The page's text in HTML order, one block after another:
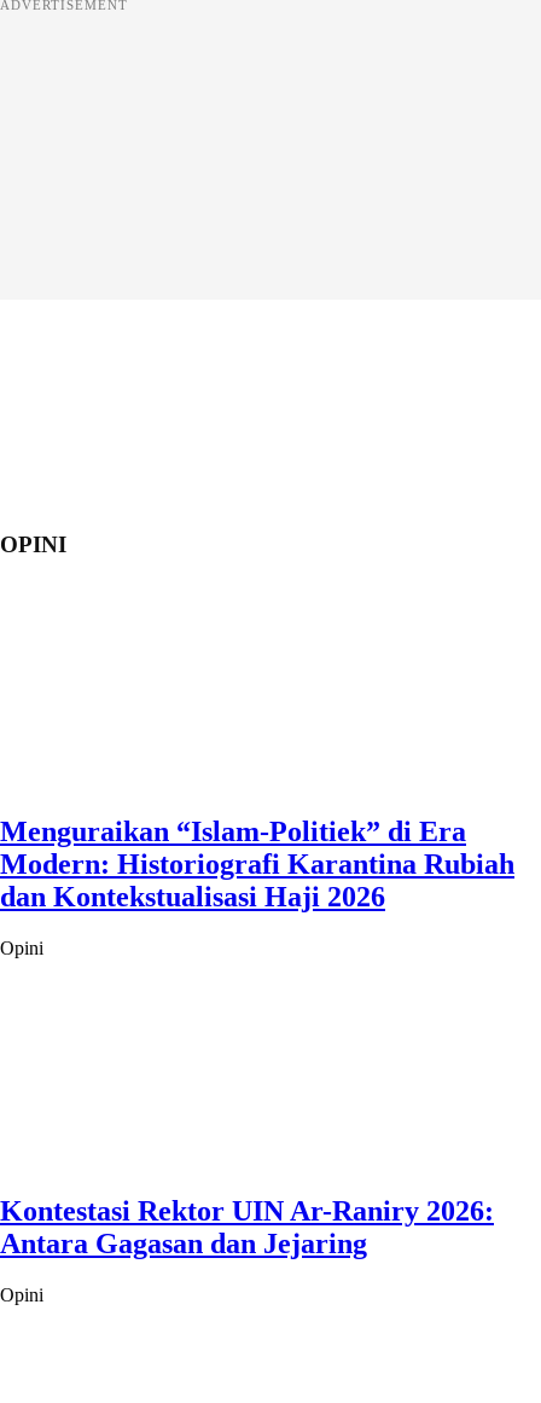
ADVERTISEMENT
OPINI
Menguraikan “Islam-Politiek” di Era
Modern: Historiografi Karantina Rubiah
dan Kontekstualisasi Haji 2026
Opini
Kontestasi Rektor UIN Ar-Raniry 2026:
Antara Gagasan dan Jejaring
Opini